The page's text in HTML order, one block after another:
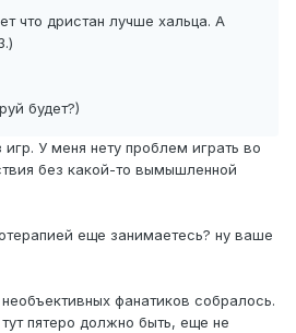
что дристан лучше хальца. А
будет?)
У меня нету проблем играть во
без какой-то вымышленной
еще занимаетесь? ну ваше
фанатиков собралось.
пятеро должно быть, еще не